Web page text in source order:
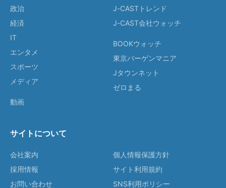
政治
経済
IT
エンタメ
スポーツ
メディア
動画
J-CASTトレンド
J-CAST会社ウォッチ
BOOKウォッチ
東京バーゲンマニア
Jタウンネット
ゼロまる
サイトについて
会社案内
採用情報
お問い合わせ
個人情報保護方針
サイト利用規約
SNS利用ポリシー